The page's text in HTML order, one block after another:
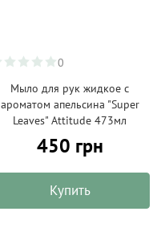
0
Мыло для рук жидкое с
ароматом апельсина "Super
Leaves" Attitude 473мл
450 грн
Купить